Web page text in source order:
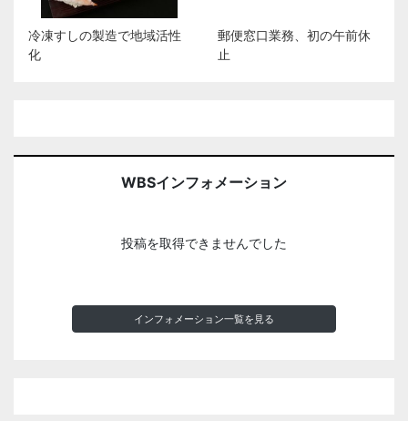
冷凍すしの製造で地域活性
化
郵便窓口業務、初の午前休
止
WBSインフォメーション
投稿を取得できませんでした
インフォメーション一覧を見る